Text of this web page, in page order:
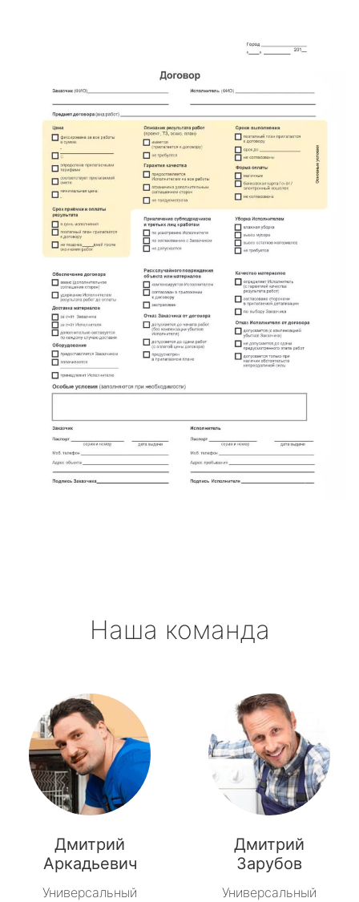
Наша команда
Дмитрий
Аркадьевич
Универсальный
Дмитрий
Зарубов
Универсальный